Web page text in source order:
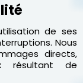
de ses
Nous
directs,
résultant de